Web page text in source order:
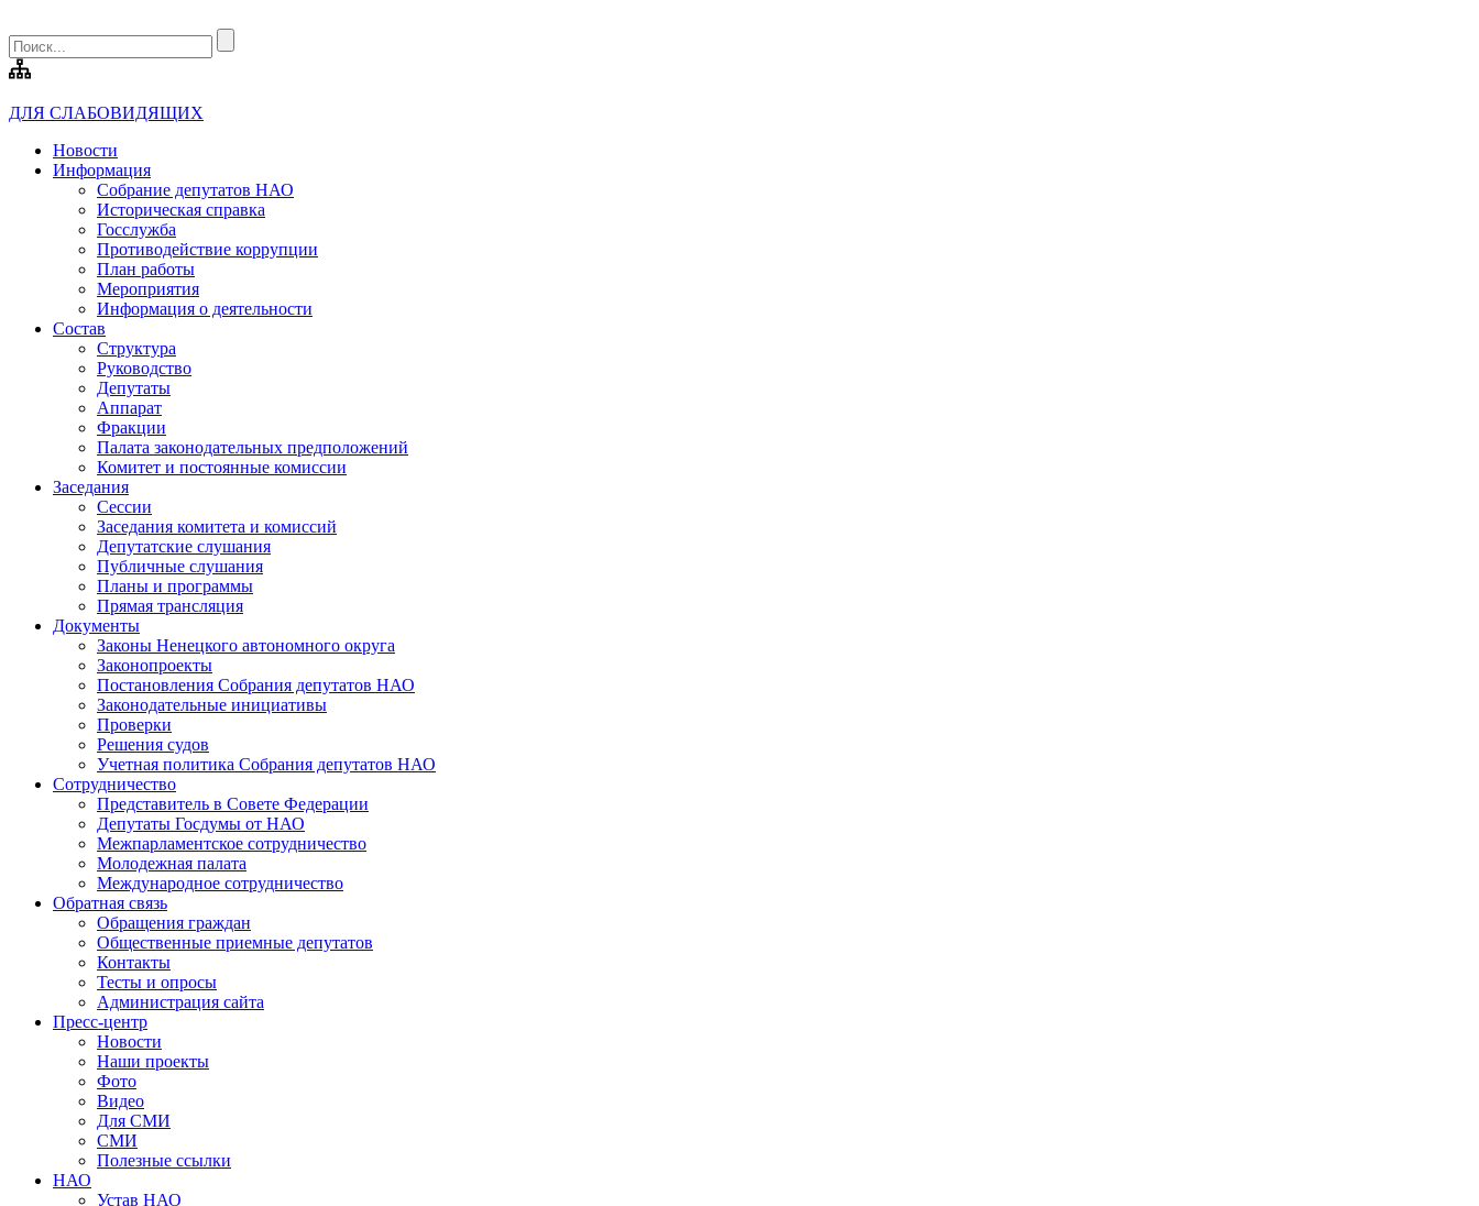
ДЛЯ СЛАБОВИДЯЩИХ
Новости
Информация
Собрание депутатов НАО
Историческая справка
Госслужба
Противодействие коррупции
План работы
Мероприятия
Информация о деятельности
Состав
Структура
Руководство
Депутаты
Аппарат
Фракции
Палата законодательных предположений
Комитет и постоянные комиссии
Заседания
Сессии
Заседания комитета и комиссий
Депутатские слушания
Публичные слушания
Планы и программы
Прямая трансляция
Документы
Законы Ненецкого автономного округа
Законопроекты
Постановления Собрания депутатов НАО
Законодательные инициативы
Проверки
Решения судов
Учетная политика Собрания депутатов НАО
Сотрудничество
Представитель в Совете Федерации
Депутаты Госдумы от НАО
Межпарламентское сотрудничество
Молодежная палата
Международное сотрудничество
Обратная cвязь
Обращения граждан
Общественные приемные депутатов
Контакты
Тесты и опросы
Администрация сайта
Пресс-центр
Новости
Наши проекты
Фото
Видео
Для СМИ
СМИ
Полезные ссылки
НАО
Устав НАО